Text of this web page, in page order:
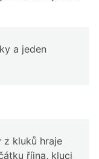
a jeden
z kluků hraje
října, kluci